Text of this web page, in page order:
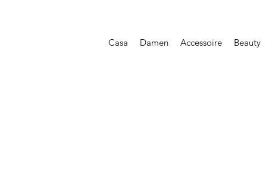
Casa Damen Accessoire Beauty